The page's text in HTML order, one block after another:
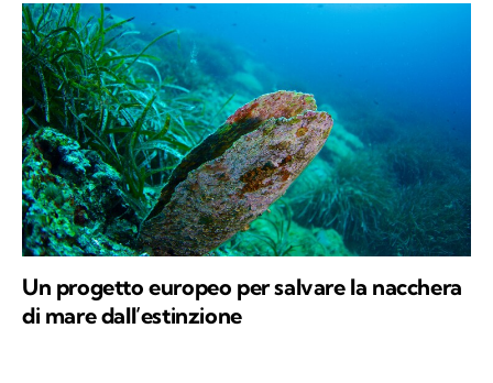
Un progetto europeo per salvare la nacchera
di mare dall’estinzione